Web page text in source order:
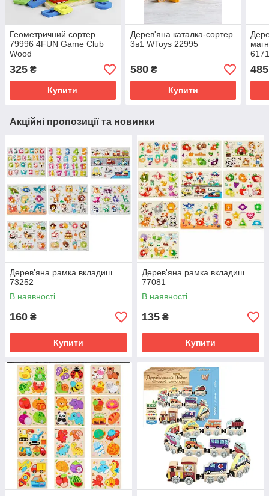
Геометричний сортер
79996 4FUN Game Club
Wood
325 ₴
Купити
Дерев'яна каталка-сортер
3в1 WToys 22995
580₴
Купити
485
Акційні пропозиції та новинки
Дерев'яна рамка вкладиш
73252
В наявності
160 ₴
Купити
Дерев'яна рамка вкладиш
77081
В наявності
135 ₴
Купити